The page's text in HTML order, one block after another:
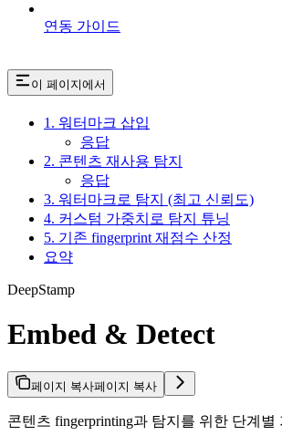
연동 가이드
이 페이지에서
1. 워터마크 삽입
응답
2. 콘텐츠 재사용 탐지
응답
3. 워터마크로 탐지 (최고 신뢰도)
4. 커스텀 가중치로 탐지 튜닝
5. 기존 fingerprint 재점수 산정
요약
DeepStamp
Embed & Detect
페이지 복사페이지 복사
콘텐츠 fingerprinting과 탐지를 위한 단계별